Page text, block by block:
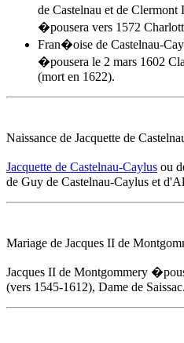
de Castelnau et de
�pousera vers 1572
Fran�oise de Castelnau-
�pousera le 2 mars 1602
(mort en 1622).
Naissance de Jacquette de
Jacquette de Castelnau-Caylus ou
de Guy de Castelnau-Caylus et d'
Mariage de Jacques II de
Jacques II de Montgommery
(vers 1545-1612), Dame de Saissac.